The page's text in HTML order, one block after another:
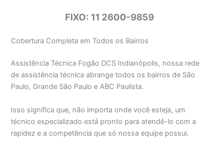
FIXO: 11 2600-9859
Cobertura Completa em Todos os Bairros
Assistência Técnica Fogão DCS Indianópolis, nossa rede
de assistência técnica abrange todos os bairros de São
Paulo, Grande São Paulo e ABC Paulista.
Isso significa que, não importa onde você esteja, um
técnico especializado está pronto para atendê-lo com a
rapidez e a competência que só nossa equipe possui.